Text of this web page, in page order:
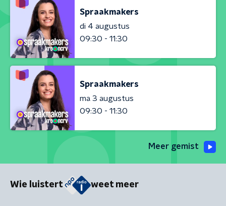
Spraakmakers
di 4 augustus
09:30 - 11:30
Spraakmakers
ma 3 augustus
09:30 - 11:30
Meer gemist
Wie luistert weet meer